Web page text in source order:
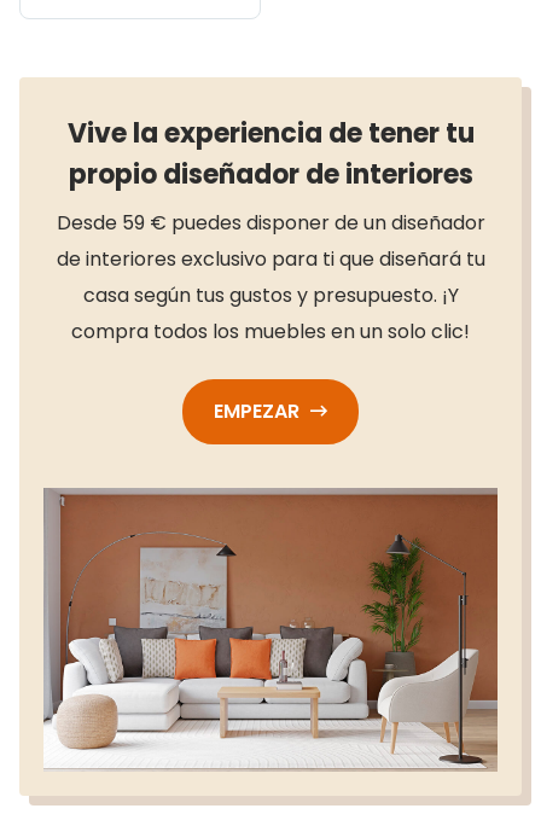
Vive la experiencia de tener tu
propio diseñador de interiores
Desde 59 € puedes disponer de un diseñador
de interiores exclusivo para ti que diseñará tu
casa según tus gustos y presupuesto. ¡Y
compra todos los muebles en un solo clic!
EMPEZAR